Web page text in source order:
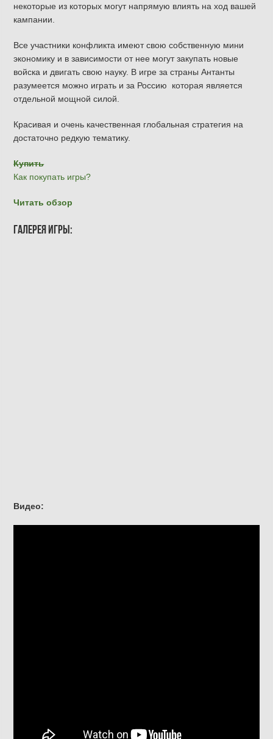
некоторые из которых могут напрямую влиять на ход вашей
кампании.
Все участники конфликта имеют свою собственную мини
экономику и в зависимости от нее могут закупать новые
войска и двигать свою науку. В игре за страны Антанты
разумеется можно играть и за Россию которая является
отдельной мощной силой.
Красивая и очень качественная глобальная стратегия на
достаточно редкую тематику.
Купить
Как покупать игры?
Читать обзор
Галерея игры:
Видео: